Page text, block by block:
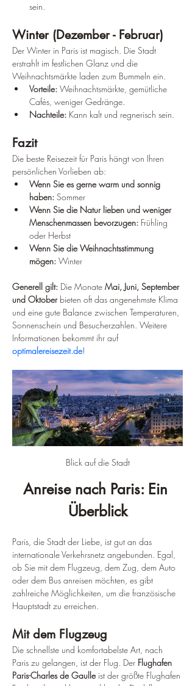
sein.
Winter (Dezember - Februar)
Der Winter in Paris ist magisch. Die Stadt
erstrahlt im festlichen Glanz und die
Weihnachtsmärkte laden zum Bummeln ein.
Vorteile: Weihnachtsmärkte, gemütliche
Cafés, weniger Gedränge.
Nachteile: Kann kalt und regnerisch sein.
Fazit
Die beste Reisezeit für Paris hängt von Ihren
persönlichen Vorlieben ab:
Wenn Sie es gerne warm und sonnig
haben: Sommer
Wenn Sie die Natur lieben und weniger
Menschenmassen bevorzugen: Frühling
oder Herbst
Wenn Sie die Weihnachtsstimmung
mögen: Winter
Generell gilt: Die Monate Mai, Juni, September
und Oktober bieten oft das angenehmste Klima
und eine gute Balance zwischen Temperaturen,
Sonnenschein und Besucherzahlen. Weitere
Informationen bekommt ihr auf
optimalereisezeit.de!
Blick auf die Stadt
Anreise nach Paris: Ein
Überblick
Paris, die Stadt der Liebe, ist gut an das
internationale Verkehrsnetz angebunden. Egal,
ob Sie mit dem Flugzeug, dem Zug, dem Auto
oder dem Bus anreisen möchten, es gibt
zahlreiche Möglichkeiten, um die französische
Hauptstadt zu erreichen.
Mit dem Flugzeug
Die schnellste und komfortabelste Art, nach
Paris zu gelangen, ist der Flug. Der Flughafen
Paris-Charles de Gaulle ist der größte Flughafen